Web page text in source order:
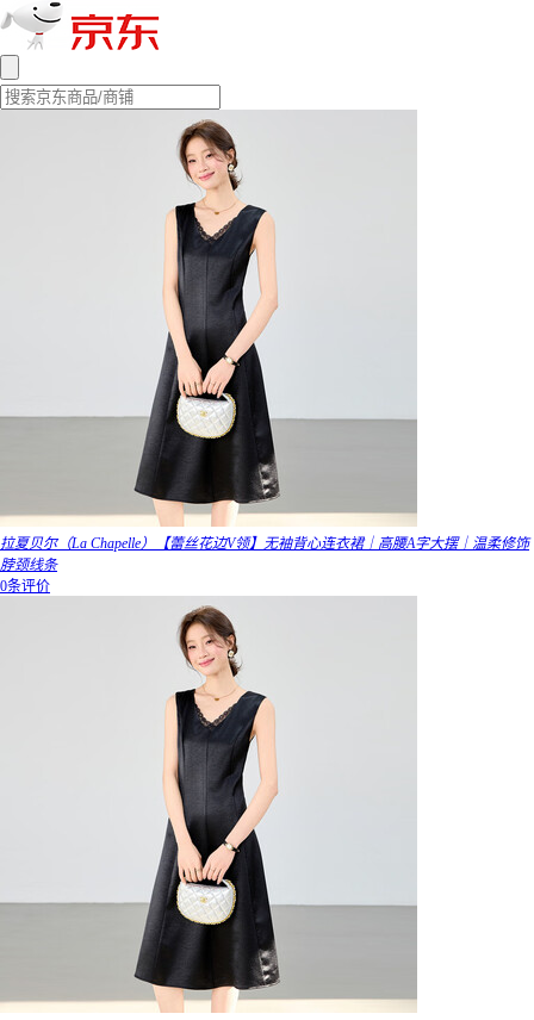
拉夏贝尔（La Chapelle）【蕾丝花边V领】无袖背心连衣裙｜高腰A字大摆｜温柔修饰
脖颈线条
0条评价